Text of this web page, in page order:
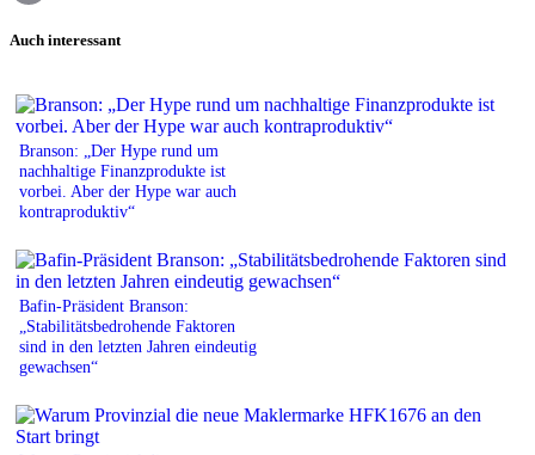
Auch interessant
Branson: „Der Hype rund um
nachhaltige Finanzprodukte ist
vorbei. Aber der Hype war auch
kontraproduktiv“
Bafin-Präsident Branson:
„Stabilitätsbedrohende Faktoren
sind in den letzten Jahren eindeutig
gewachsen“